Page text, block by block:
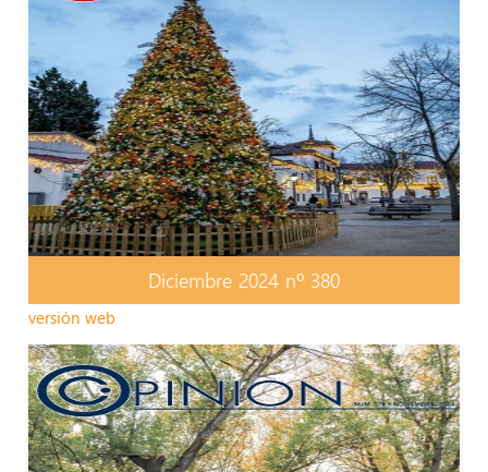
Diciembre 2024 nº 380
versión web